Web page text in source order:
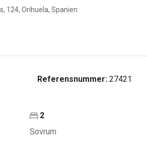
124, Orihuela, Spanien
Referensnummer: 27421
2
Sovrum